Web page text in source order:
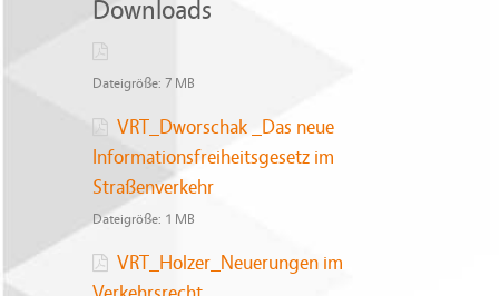
Downloads
Dateigröße: 7 MB
VRT_Dworschak _Das neue
Informationsfreiheitsgesetz im
Straßenverkehr
Dateigröße: 1 MB
VRT_Holzer_Neuerungen im